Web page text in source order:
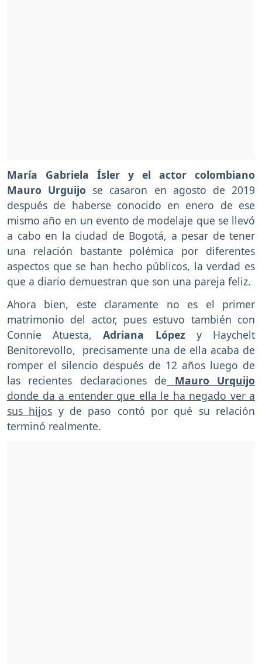
María Gabriela Ísler y el actor colombiano
Mauro Urguijo se casaron en agosto de 2019
después de haberse conocido en enero de ese
mismo año en un evento de modelaje que se llevó
a cabo en la ciudad de Bogotá, a pesar de tener
una relación bastante polémica por diferentes
aspectos que se han hecho públicos, la verdad es
que a diario demuestran que son una pareja feliz.
Ahora bien, este claramente no es el primer
matrimonio del actor, pues estuvo también con
Connie Atuesta,Adriana López y Haychelt
Benitorevollo, precisamente una de ella acaba de
romper el silencio después de 12 años luego de
las recientes declaraciones de Mauro Urquijo
donde da a entender que ella le ha negado ver a
sus hijos y de paso contó por qué su relación
terminó realmente.